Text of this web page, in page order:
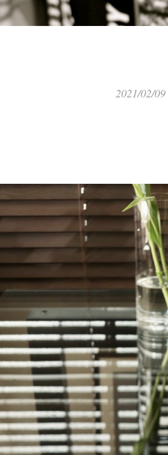
2021/02/09